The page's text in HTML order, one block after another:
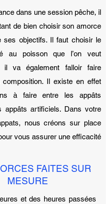
dans une session pêche, il
de bien choisir son amorce
ses objectifs. Il faut choisir le
au poisson que l’on veut
il va également falloir faire
Il existe en effet
à faire entre les appâts
appâts artificiels. Dans votre
nous créons sur place
vous assurer une efficacité
FAITES SUR
MESURE
et des heures passées